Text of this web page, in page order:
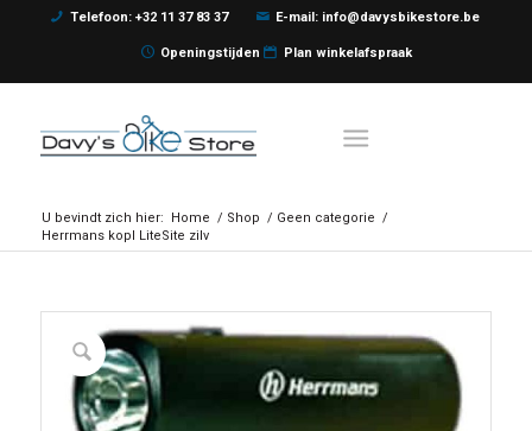
Telefoon: +32 11 37 83 37 E-mail: info@davysbikestore.be
Openingstijden Plan winkelafspraak
U bevindt zich hier: Home / Shop / Geen categorie /
Herrmans kopl LiteSite zilv